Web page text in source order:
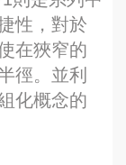
性，對於
在狹窄的
徑。並利
化概念的